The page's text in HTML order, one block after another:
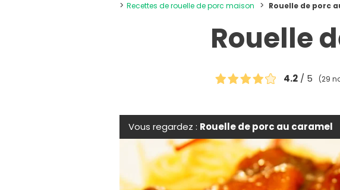
Recettes de rouelle de porc maison
Rouelle de porc
Rouelle
4.2/ 5 (29
Vous regardez : Rouelle de porc au caramel